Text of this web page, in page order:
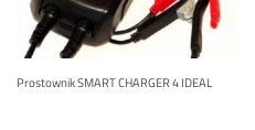
Prostownik SMART CHARGER 4 IDEAL